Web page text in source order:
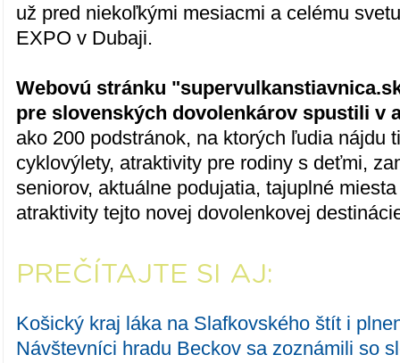
už pred niekoľkými mesiacmi a celému
EXPO v Dubaji.
Webovú stránku
pre slovenských dovolenkárov spustili v
ako 200 podstránok, na ktorých ľudia nájdu
cyklovýlety, atraktivity pre rodiny s deťmi,
seniorov, aktuálne podujatia, tajuplné
atraktivity tejto novej dovolenkovej
PREČÍTAJTE SI AJ:
Košický kraj láka na Slafkovského štít i
Návštevníci hradu Beckov sa zoznámili so